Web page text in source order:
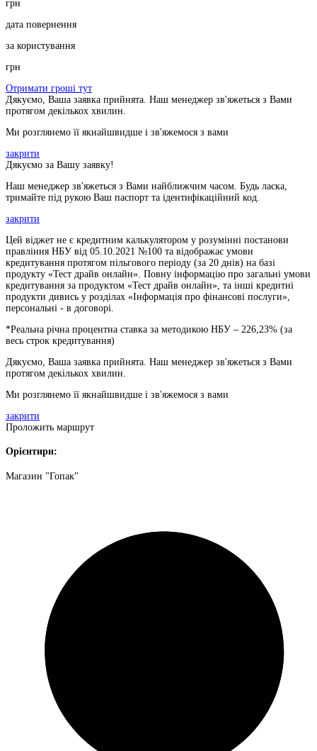
грн
дата повернення
за користування
грн
Отримати гроші тут
Дякуємо, Ваша заявка прийнята. Наш менеджер зв'яжеться з Вами
протягом декількох хвилин.
Ми розглянемо її якнайшвидше і зв'яжемося з вами
закрити
Дякуємо за Вашу заявку!
Наш менеджер зв'яжеться з Вами найближчим часом. Будь ласка,
тримайте під рукою Ваш паспорт та ідентифікаційний код.
закрити
Цей віджет не є кредитним калькулятором у розумінні постанови
правління НБУ від 05.10.2021 №100 та відображає умови
кредитування протягом пільгового періоду (за 20 днів) на базі
продукту «Тест драйв онлайн». Повну інформацію про загальні умови
кредитування за продуктом «Тест драйв онлайн», та інші кредитні
продукти дивись у розділах «Інформація про фінансові послуги»,
персональні - в договорі.
*Реальна річна процентна ставка за методикою НБУ – 226,23% (за
весь строк кредитування)
Дякуємо, Ваша заявка прийнята. Наш менеджер зв'яжеться з Вами
протягом декількох хвилин.
Ми розглянемо її якнайшвидше і зв'яжемося з вами
закрити
Проложить маршрут
Орієнтири:
Магазин "Гопак"